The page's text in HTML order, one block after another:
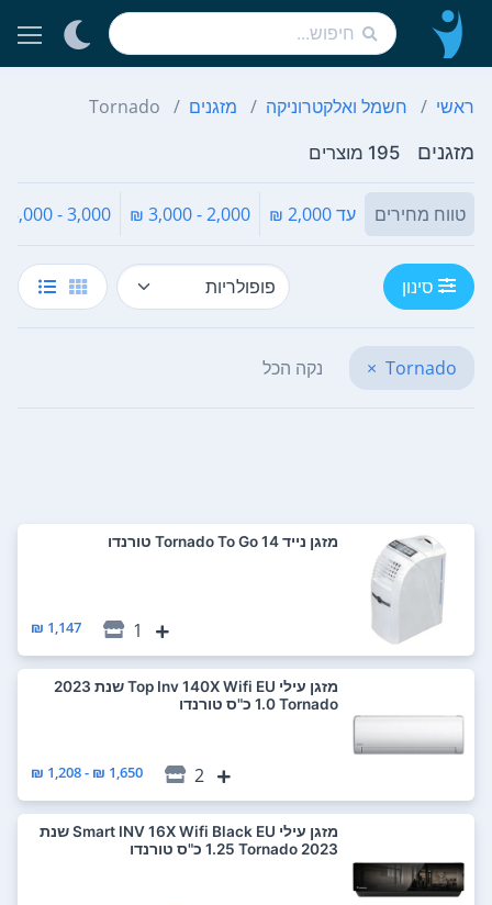
ראשי חשמל ואלקטרוניקה מזגנים Tornado
מזגנים 195 מוצרים
טווח מחירים עד 2,000 ₪ 2,000 - 3,000 ₪
3,000 - 5,000 ₪
סינון
Tornado
× נקה הכל
‏מזגן נייד Tornado To Go 14 טורנדו
1
1,147 ₪
‏מזגן עילי Top Inv 140X Wifi EU שנת 2023
Tornado ‏1.0 ‏כ"ס טורנדו
2
1,650 ₪ - 1,208 ₪
‏מזגן עילי Smart INV 16X Wifi Black EU שנת
2023 Tornado ‏1.25 ‏כ"ס טורנדו